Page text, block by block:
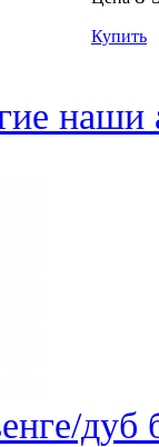
Купить
наши
дуб